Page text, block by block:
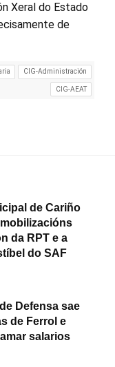
Xeral do Estado
de
CIG-Administración
CIG-AEAT
de Cariño
da RPT e a
do SAF
Defensa sae
de Ferrol e
salarios